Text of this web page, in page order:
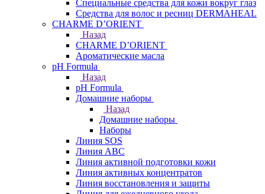
Специальные средства для кожи вокруг глаз
Средства для волос и ресниц DERMAHEAL
CHARME D’ORIENT
Назад
CHARME D’ORIENT
Ароматические масла
pH Formula
Назад
pH Formula
Домашние наборы
Назад
Домашние наборы
Наборы
Линия SOS
Линия АВС
Линия активной подготовки кожи
Линия активных концентратов
Линия восстановления и защиты